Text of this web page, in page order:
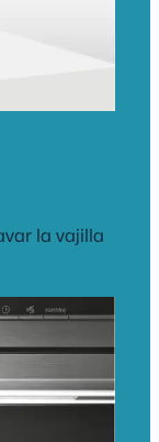
la vajilla